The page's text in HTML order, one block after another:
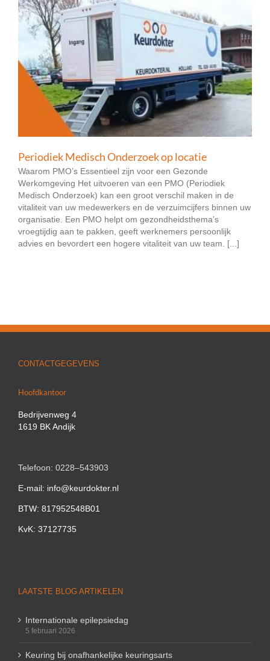
Periodiek Medisch Onderzoek op locatie
Waarom PMO’s Essentieel zijn voor een Gezonde
Werkomgeving Het uitvoeren van een PMO (Periodiek
Medisch Onderzoek) kan een groot verschil maken in de
vitaliteit van uw medewerkers en de verzuimcijfers binnen uw
organisatie. Een PMO helpt om gezondheidsthema’s
vroegtijdig aan te pakken, geeft werknemers persoonlijk
advies en bevordert een hogere vitaliteit van uw team. [...]
CONTACTGEGEVENS
Hoofdkantoor
Bedrijvenweg 4
1619 BK Andijk
Telefoon: 0228–543903
E-mail: info@keurdokter.nl
BTW: 817952548B01
KvK: 37127735
LAATSTE BLOG ARTIKELEN
Internationale epilepsiedag
5 februari 2026
Keuring bij onafhankelijke keuringsarts